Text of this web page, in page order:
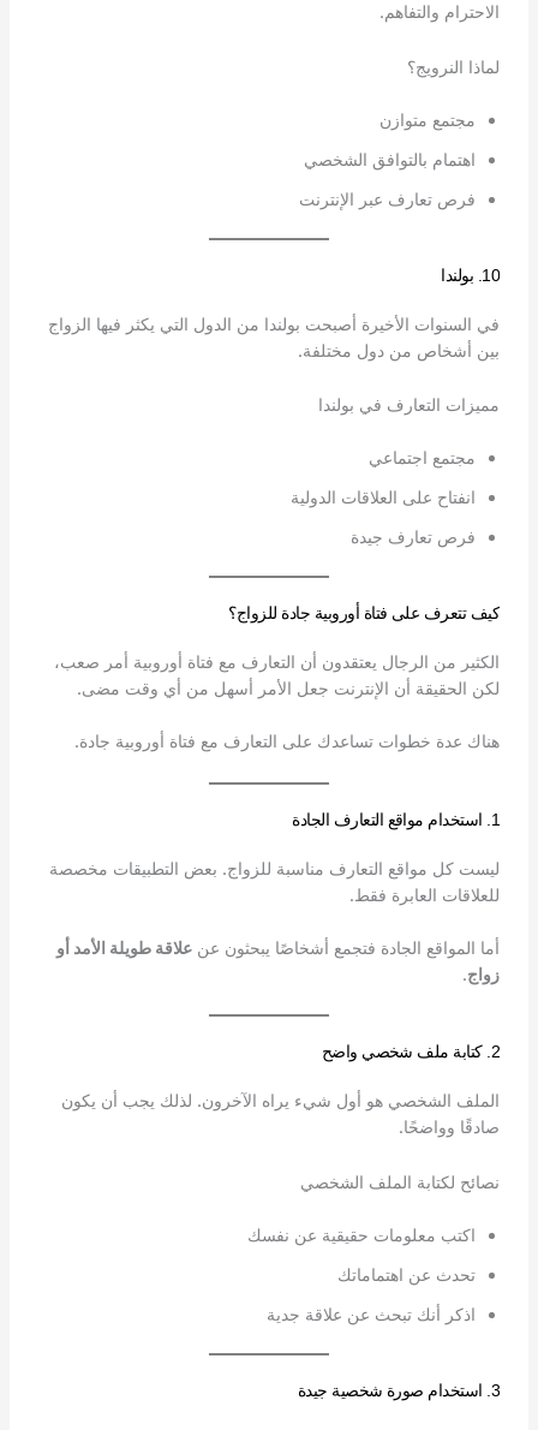
الاحترام والتفاهم.
لماذا النرويج؟
مجتمع متوازن
اهتمام بالتوافق الشخصي
فرص تعارف عبر الإنترنت
10. بولندا
في السنوات الأخيرة أصبحت بولندا من الدول التي يكثر فيها الزواج
بين أشخاص من دول مختلفة.
مميزات التعارف في بولندا
مجتمع اجتماعي
انفتاح على العلاقات الدولية
فرص تعارف جيدة
كيف تتعرف على فتاة أوروبية جادة للزواج؟
الكثير من الرجال يعتقدون أن التعارف مع فتاة أوروبية أمر صعب،
لكن الحقيقة أن الإنترنت جعل الأمر أسهل من أي وقت مضى.
هناك عدة خطوات تساعدك على التعارف مع فتاة أوروبية جادة.
1. استخدام مواقع التعارف الجادة
ليست كل مواقع التعارف مناسبة للزواج. بعض التطبيقات مخصصة
للعلاقات العابرة فقط.
أما المواقع الجادة فتجمع أشخاصًا يبحثون عن علاقة طويلة الأمد أو
زواج.
2. كتابة ملف شخصي واضح
الملف الشخصي هو أول شيء يراه الآخرون. لذلك يجب أن يكون
صادقًا وواضحًا.
نصائح لكتابة الملف الشخصي
اكتب معلومات حقيقية عن نفسك
تحدث عن اهتماماتك
اذكر أنك تبحث عن علاقة جدية
3. استخدام صورة شخصية جيدة